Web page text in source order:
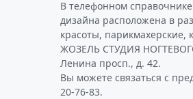
В телефонном
дизайна расположена в
красоты, парикмахерские,
ЖОЗЕЛЬ СТУДИЯ
Ленина просп., д. 42.
Вы можете связаться с
20-76-83.